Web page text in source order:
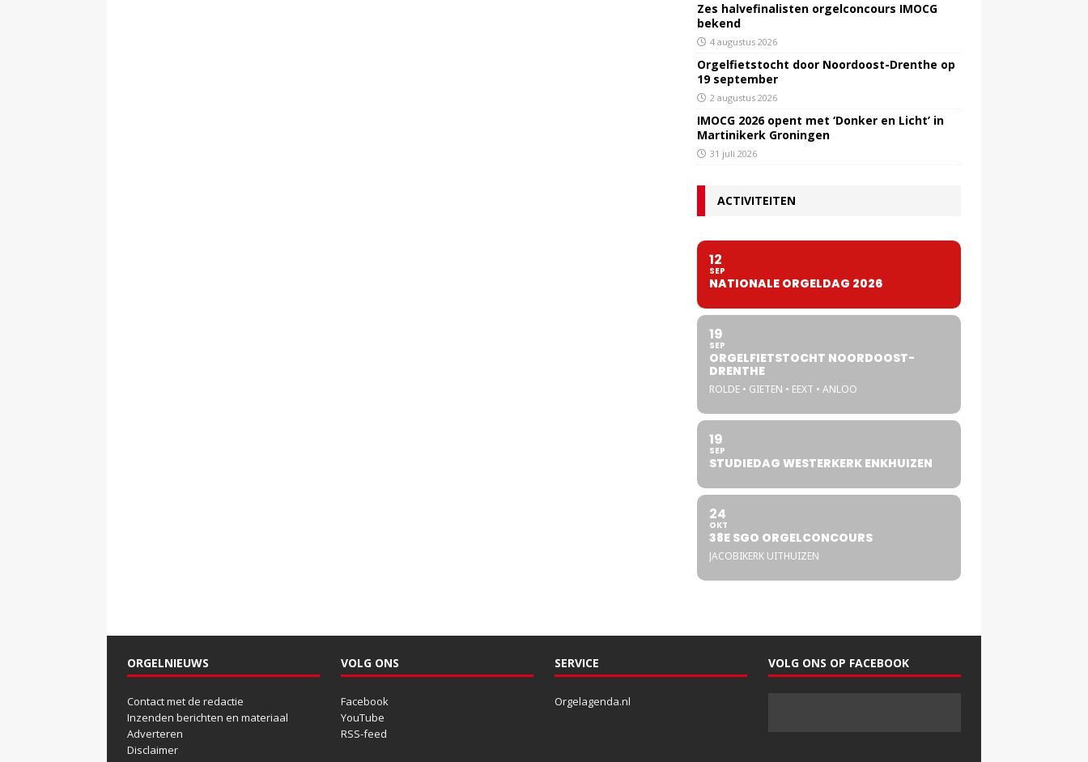
Zes halvefinalisten orgelconcours IMOCG
bekend
4 augustus 2026
Orgelfietstocht door Noordoost-Drenthe op
19 september
2 augustus 2026
IMOCG 2026 opent met ‘Donker en Licht’ in
Martinikerk Groningen
31 juli 2026
ACTIVITEITEN
12
SEP
NATIONALE ORGELDAG 2026
19
SEP
ORGELFIETSTOCHT NOORDOOST-
DRENTHE
ROLDE • GIETEN • EEXT • ANLOO
19
SEP
STUDIEDAG WESTERKERK ENKHUIZEN
24
OKT
38E SGO ORGELCONCOURS
JACOBIKERK UITHUIZEN
ORGELNIEUWS
Contact met de redactie
Inzenden berichten en materiaal
Adverteren
Disclaimer
VOLG ONS
Facebook
YouTube
RSS-feed
SERVICE
Orgelagenda.nl
VOLG ONS OP FACEBOOK